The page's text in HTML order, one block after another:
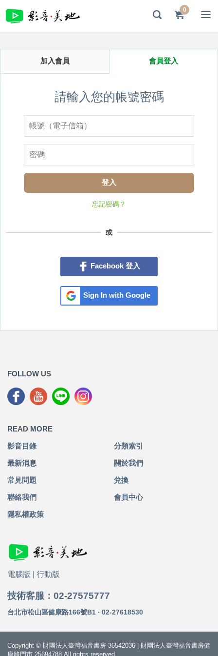
0
加入會員 會員登入
請輸入您的帳號密碼
登入
忘記密碼？
或
Facebook 登入
Sign In with Google
FOLLOW US
READ MORE
影音目錄 分類索引
最新消息 關於我們
常見問題 兌換
聯絡我們 會員中心
隱私權政策
電腦版 行動版
技術客服：02-27575777
台北市松山區健康路166號B1 ‧ 02-27618530
Copyright © 財團法人臺灣福音書房 36542036 | 財團法人臺灣福音書房健
康路門市 25694788 All rights reserved.